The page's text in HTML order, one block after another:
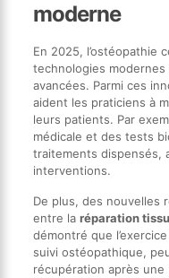
moderne
En 2025, l’ostéopathie
technologies
avancées. Parmi ces
aident les praticiens à
leurs patients. Par
médicale et des tests
traitements dispensés,
interventions.
De plus, des nouvelles
entre la réparation
démontré que
suivi ostéopathique,
récupération après